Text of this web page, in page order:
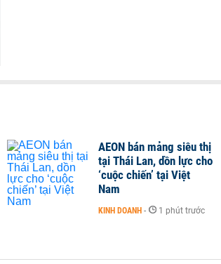
AEON bán mảng siêu thị
tại Thái Lan, dồn lực cho
‘cuộc chiến’ tại Việt
Nam
KINH DOANH - 1 phút trước